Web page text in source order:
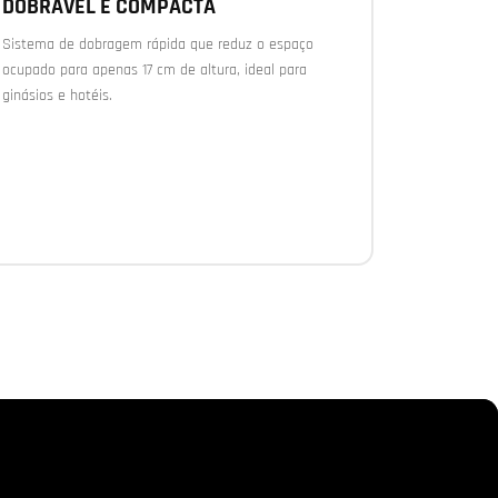
DOBRÁVEL E COMPACTA
Sistema de dobragem rápida que reduz o espaço
ocupado para apenas 17 cm de altura, ideal para
ginásios e hotéis.